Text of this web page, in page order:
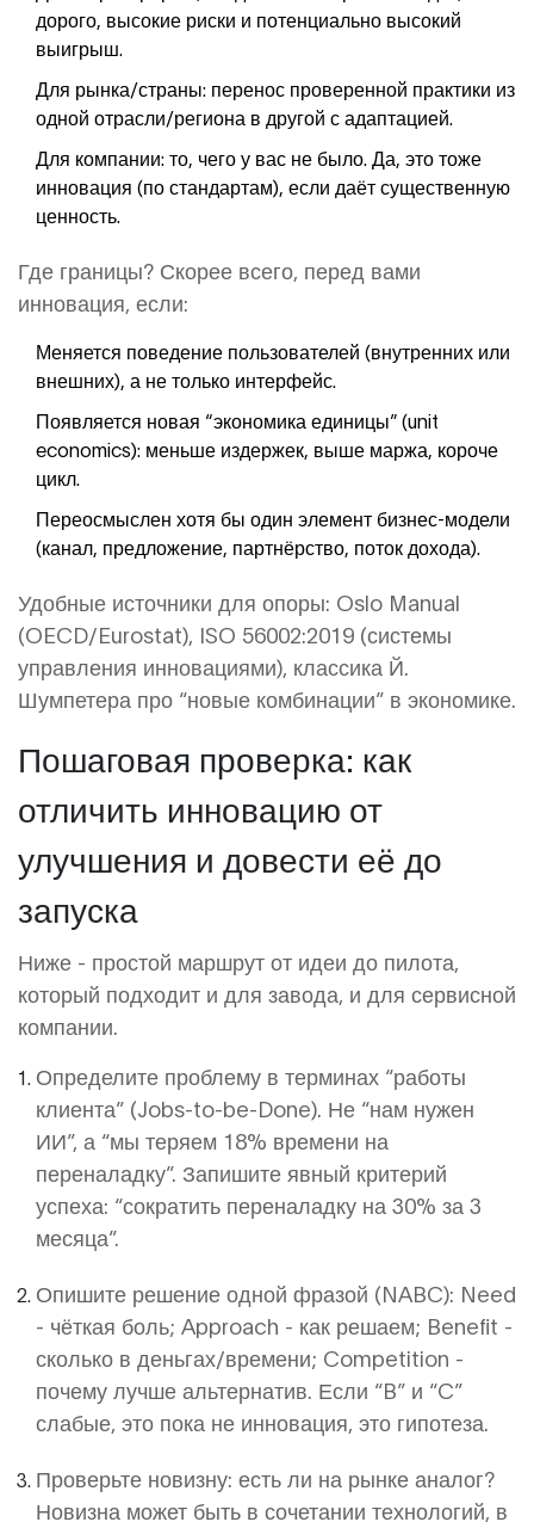
дорого, высокие риски и потенциально высокий
выигрыш.
Для рынка/страны: перенос проверенной практики из
одной отрасли/региона в другой с адаптацией.
Для компании: то, чего у вас не было. Да, это тоже
инновация (по стандартам), если даёт существенную
ценность.
Где границы? Скорее всего, перед вами
инновация, если:
Меняется поведение пользователей (внутренних или
внешних), а не только интерфейс.
Появляется новая “экономика единицы” (unit
economics): меньше издержек, выше маржа, короче
цикл.
Переосмыслен хотя бы один элемент бизнес-модели
(канал, предложение, партнёрство, поток дохода).
Удобные источники для опоры: Oslo Manual
(OECD/Eurostat), ISO 56002:2019 (системы
управления инновациями), классика Й.
Шумпетера про “новые комбинации” в экономике.
Пошаговая проверка: как
отличить инновацию от
улучшения и довести её до
запуска
Ниже - простой маршрут от идеи до пилота,
который подходит и для завода, и для сервисной
компании.
Определите проблему в терминах “работы
клиента” (Jobs-to-be-Done). Не “нам нужен
ИИ”, а “мы теряем 18% времени на
переналадку”. Запишите явный критерий
успеха: “сократить переналадку на 30% за 3
месяца”.
Опишите решение одной фразой (NABC): Need
- чёткая боль; Approach - как решаем; Benefit -
сколько в деньгах/времени; Competition -
почему лучше альтернатив. Если “B” и “C”
слабые, это пока не инновация, это гипотеза.
Проверьте новизну: есть ли на рынке аналог?
Новизна может быть в сочетании технологий, в